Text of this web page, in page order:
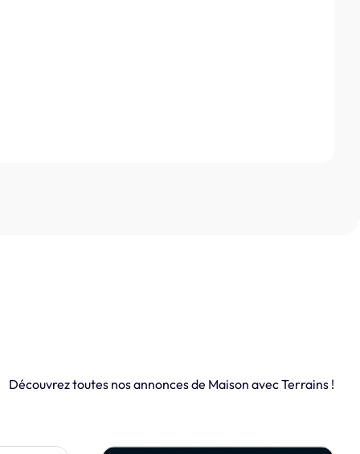
Découvrez toutes nos annonces de Maison avec Terrains !